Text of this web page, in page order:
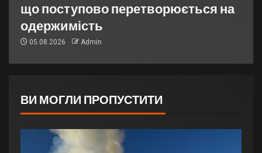
що поступово перетворюється на
одержимість
05.08.2026 Admin
ВИ МОГЛИ ПРОПУСТИТИ